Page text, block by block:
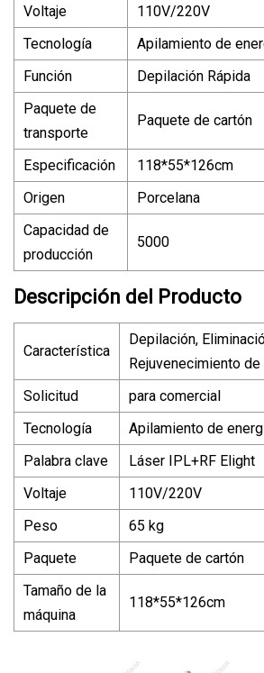
Voltaje
110V/220V
Tecnología
Apilamiento de
Función
Depilación Rápida
Paquete de
transporte
Paquete de cartón
Especificación
118*55*126cm
Origen
Porcelana
Capacidad de
producción
5000
Descripción del Producto
Característica
Depilación,
Rejuvenecimiento
Solicitud
para comercial
Tecnología
Apilamiento de
Palabra clave
Láser IPL+RF Elight
Voltaje
110V/220V
Peso
65 kg
Paquete
Paquete de cartón
Tamaño de la
máquina
118*55*126cm